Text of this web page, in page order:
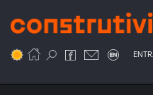
para
conteúdo